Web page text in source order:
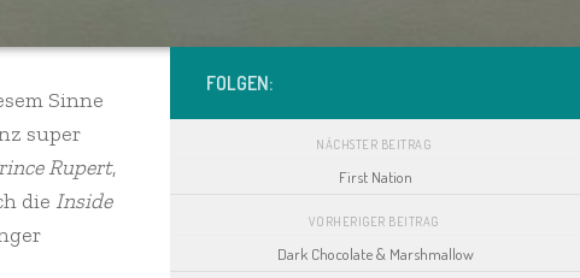
Sinne
super
Rupert,
die Inside
FOLGEN:
NÄCHSTER BEITRAG
First Nation
VORHERIGER BEITRAG
Dark Chocolate & Marshmallow